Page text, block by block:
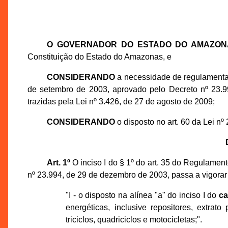
O GOVERNADOR DO ESTADO DO
Constituição do Estado do Amazonas, e
CONSIDERANDOa necessidade de
de setembro de 2003, aprovado pelo Decreto nº
trazidas pela Lei nº 3.426, de 27 de agosto de 2009;
CONSIDERANDOo disposto no art. 60 da Lei nº
Art. 1ºO inciso I do § 1º do art. 35 do
nº 23.994, de 29 de dezembro de 2003, passa a
"I - o disposto na alínea "a" do inciso I do
energéticas, inclusive repositores, extrato
triciclos, quadriciclos e motocicletas;".